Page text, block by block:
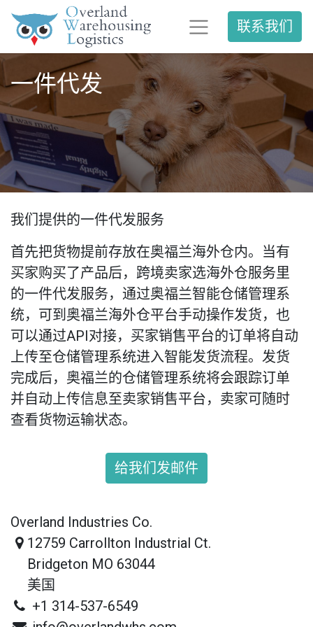
联系我们
一件代发
我们提供的一件代发服务
首先把货物提前存放在奥福兰海外仓内。当有
买家购买了产品后，跨境卖家选海外仓服务里
的一件代发服务，通过奥福兰智能仓储管理系
统，可到奥福兰海外仓平台手动操作发货，也
可以通过API对接，买家销售平台的订单将自动
上传至仓储管理系统进入智能发货流程。发货
完成后，奥福兰的仓储管理系统将会跟踪订单
并自动上传信息至卖家销售平台，卖家可随时
查看货物运输状态。
给我们发邮件
Overland Industries Co.
12759 Carrollton Industrial Ct.
Bridgeton MO 63044
美国
+1 314-537-6549